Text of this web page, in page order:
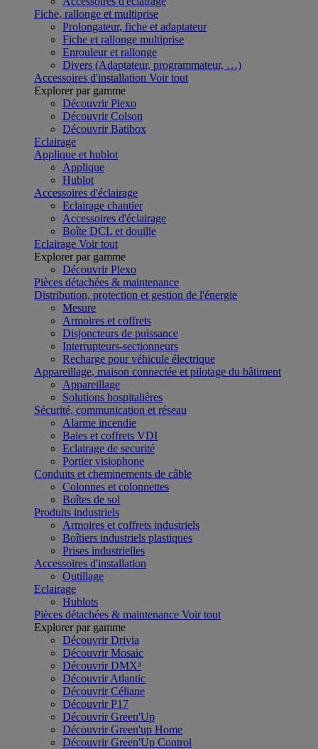
Fiche, rallonge et multiprise
Prolongateur, fiche et adaptateur
Fiche et rallonge multiprise
Enrouleur et rallonge
Divers (Adaptateur, programmateur, …)
Accessoires d'installation Voir tout
Explorer par gamme
Découvrir Plexo
Découvrir Colson
Découvrir Batibox
Eclairage
Applique et hublot
Applique
Hublot
Accessoires d'éclairage
Eclairage chantier
Accessoires d'éclairage
Boîte DCL et douille
Eclairage Voir tout
Explorer par gamme
Découvrir Plexo
Pièces détachées & maintenance
Distribution, protection et gestion de l'énergie
Mesure
Armoires et coffrets
Disjoncteurs de puissance
Interrupteurs-sectionneurs
Recharge pour véhicule électrique
Appareillage, maison connectée et pilotage du bâtiment
Appareillage
Solutions hospitalières
Sécurité, communication et réseau
Alarme incendie
Baies et coffrets VDI
Eclairage de securité
Portier visiophone
Conduits et cheminements de câble
Colonnes et colonnettes
Boîtes de sol
Produits industriels
Armoires et coffrets industriels
Boîtiers industriels plastiques
Prises industrielles
Accessoires d'installation
Outillage
Eclairage
Hublots
Pièces détachées & maintenance Voir tout
Explorer par gamme
Découvrir Drivia
Découvrir Mosaic
Découvrir DMX³
Découvrir Atlantic
Découvrir Céliane
Découvrir P17
Découvrir Green'Up
Découvrir Green'up Home
Découvrir Green'Up Control